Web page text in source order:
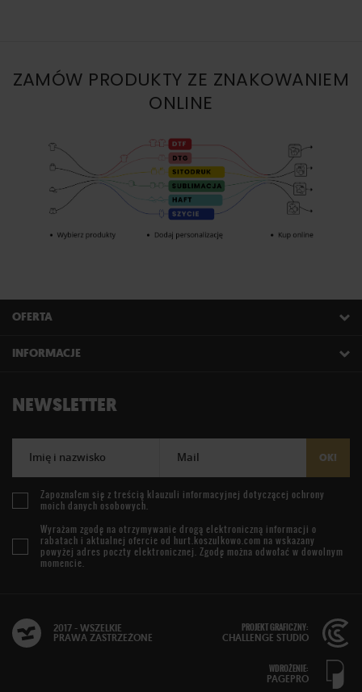
ZAMÓW PRODUKTY ZE ZNAKOWANIEM
ONLINE
OFERTA
INFORMACJE
NEWSLETTER
Imię i nazwisko Mail OK!
Zapoznałem się z treścią klauzuli informacyjnej dotyczącej ochrony
moich danych osobowych.
Wyrażam zgodę na otrzymywanie drogą elektroniczną informacji o
rabatach i aktualnej ofercie od hurt.koszulkowo.com na wskazany
powyżej adres poczty elektronicznej. Zgodę można odwołać w dowolnym
momencie.
2017 - WSZELKIE
PRAWA ZASTRZEŻONE
PROJEKT GRAFICZNY:
CHALLENGE STUDIO
WDROŻENIE:
PAGEPRO